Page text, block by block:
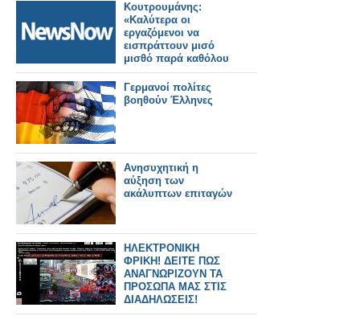
Κουτρουμάνης:
«Καλύτερα οι
εργαζόμενοι να
εισπράττουν μισό
μισθό παρά καθόλου
»-ΒΙΝΤΕΟ
Γερμανοί πολίτες
βοηθούν Έλληνες
Ανησυχητική η
αύξηση των
ακάλυπτων επιταγών
ΗΛΕΚΤΡΟΝΙΚΗ
ΦΡΙΚΗ! ΔΕΙΤΕ ΠΩΣ
ΑΝΑΓΝΩΡΙΖΟΥΝ ΤΑ
ΠΡΟΣΩΠΑ ΜΑΣ ΣΤΙΣ
ΔΙΑΔΗΛΩΣΕΙΣ!